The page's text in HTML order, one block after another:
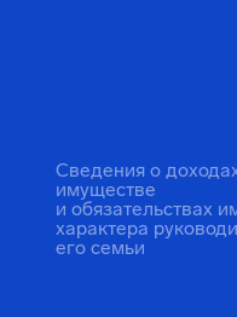
Сведения о
имуществе
и обязательствах
характера
его семьи